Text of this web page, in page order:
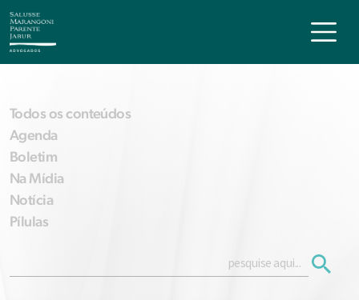
Todos os conteúdos
Agenda
Boletim
Na Mídia
Notícia
Pílulas